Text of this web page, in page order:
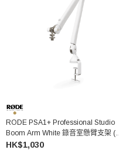
RODE PSA1+ Professional Studio
Boom Arm White 錄音室懸臂支架 (白
色)
HK$1,030